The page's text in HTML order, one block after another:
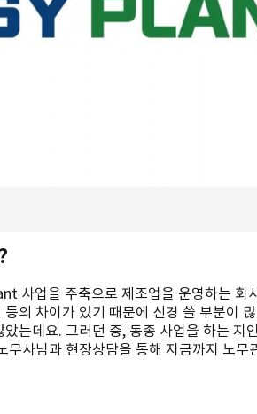
사업을 주축으로 제조업을 운영하는
의 차이가 있기 때문에 신경 쓸 부분이
는데요. 그러던 중, 동종 사업을 하는
무사님과 현장상담을 통해 지금까지 노